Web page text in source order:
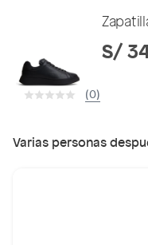
n
S/
(0)
Varias personas